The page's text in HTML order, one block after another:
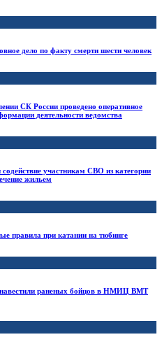
дело по факту смерти шести человек
СК России проведено оперативное
деятельности ведомства
участникам СВО из категории
жильем
правила при катании на тюбинге
навестили раненых бойцов в НМИЦ ВМТ